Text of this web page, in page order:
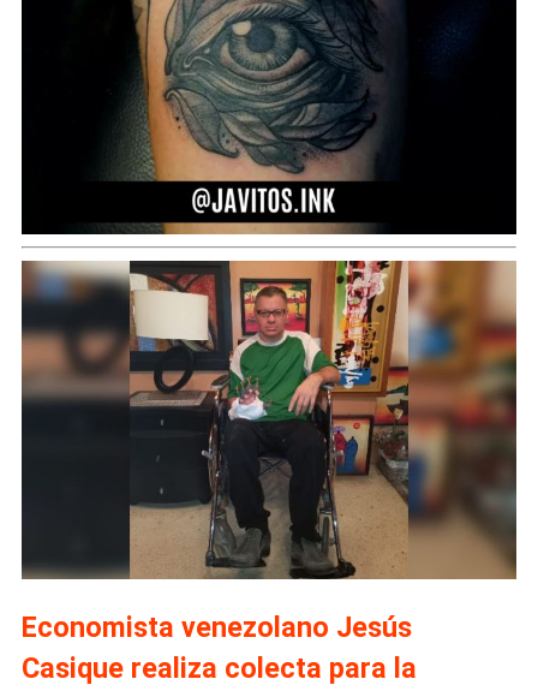
Economista venezolano Jesús
Casique realiza colecta para la